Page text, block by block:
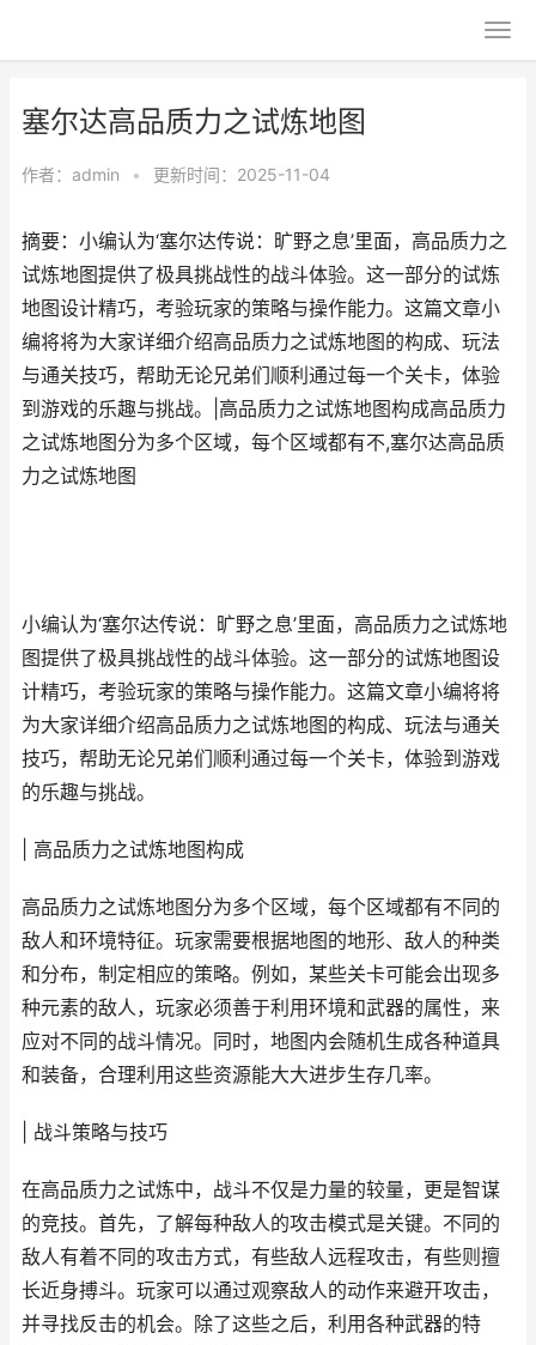
塞尔达高品质力之试炼地图
作者： admin • 更新时间：2025-11-04
摘要：小编认为‘塞尔达传说：旷野之息’里面，高品质力之
试炼地图提供了极具挑战性的战斗体验。这一部分的试炼
地图设计精巧，考验玩家的策略与操作能力。这篇文章小
编将将为大家详细介绍高品质力之试炼地图的构成、玩法
与通关技巧，帮助无论兄弟们顺利通过每一个关卡，体验
到游戏的乐趣与挑战。|高品质力之试炼地图构成高品质力
之试炼地图分为多个区域，每个区域都有不,塞尔达高品质
力之试炼地图
小编认为‘塞尔达传说：旷野之息’里面，高品质力之试炼地
图提供了极具挑战性的战斗体验。这一部分的试炼地图设
计精巧，考验玩家的策略与操作能力。这篇文章小编将将
为大家详细介绍高品质力之试炼地图的构成、玩法与通关
技巧，帮助无论兄弟们顺利通过每一个关卡，体验到游戏
的乐趣与挑战。
| 高品质力之试炼地图构成
高品质力之试炼地图分为多个区域，每个区域都有不同的
敌人和环境特征。玩家需要根据地图的地形、敌人的种类
和分布，制定相应的策略。例如，某些关卡可能会出现多
种元素的敌人，玩家必须善于利用环境和武器的属性，来
应对不同的战斗情况。同时，地图内会随机生成各种道具
和装备，合理利用这些资源能大大进步生存几率。
| 战斗策略与技巧
在高品质力之试炼中，战斗不仅是力量的较量，更是智谋
的竞技。首先，了解每种敌人的攻击模式是关键。不同的
敌人有着不同的攻击方式，有些敌人远程攻击，有些则擅
长近身搏斗。玩家可以通过观察敌人的动作来避开攻击，
并寻找反击的机会。除了这些之后，利用各种武器的特